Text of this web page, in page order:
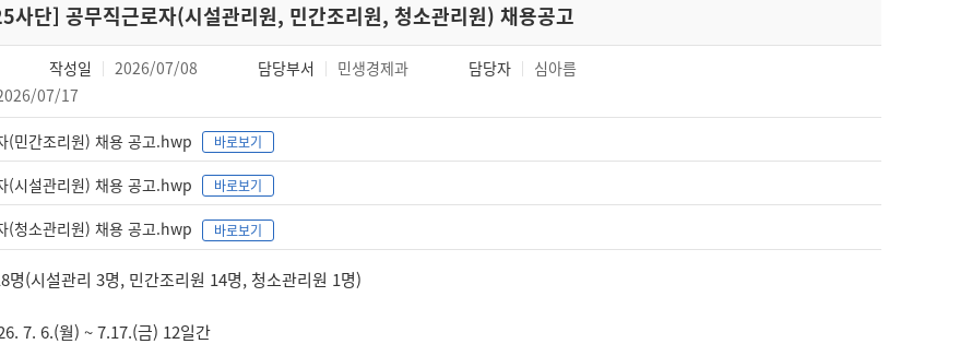
사단] 공무직근로자(시설관리원, 민간조리원, 청소관리원) 채용공고
작성일 2026/07/08 담당부서 민생경제과 담당자
심아름
07/17
(민간조리원) 채용 공고.hwp 바로보기
(시설관리원) 채용 공고.hwp 바로보기
(청소관리원) 채용 공고.hwp 바로보기
명(시설관리 3명, 민간조리원 14명, 청소관리원 1명)
7. 6.(월) ~ 7.17.(금) 12일간